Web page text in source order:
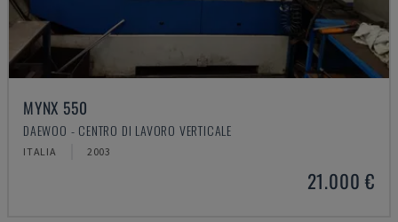
MYNX 550
DAEWOO - CENTRO DI LAVORO VERTICALE
ITALIA 2003
21.000 €